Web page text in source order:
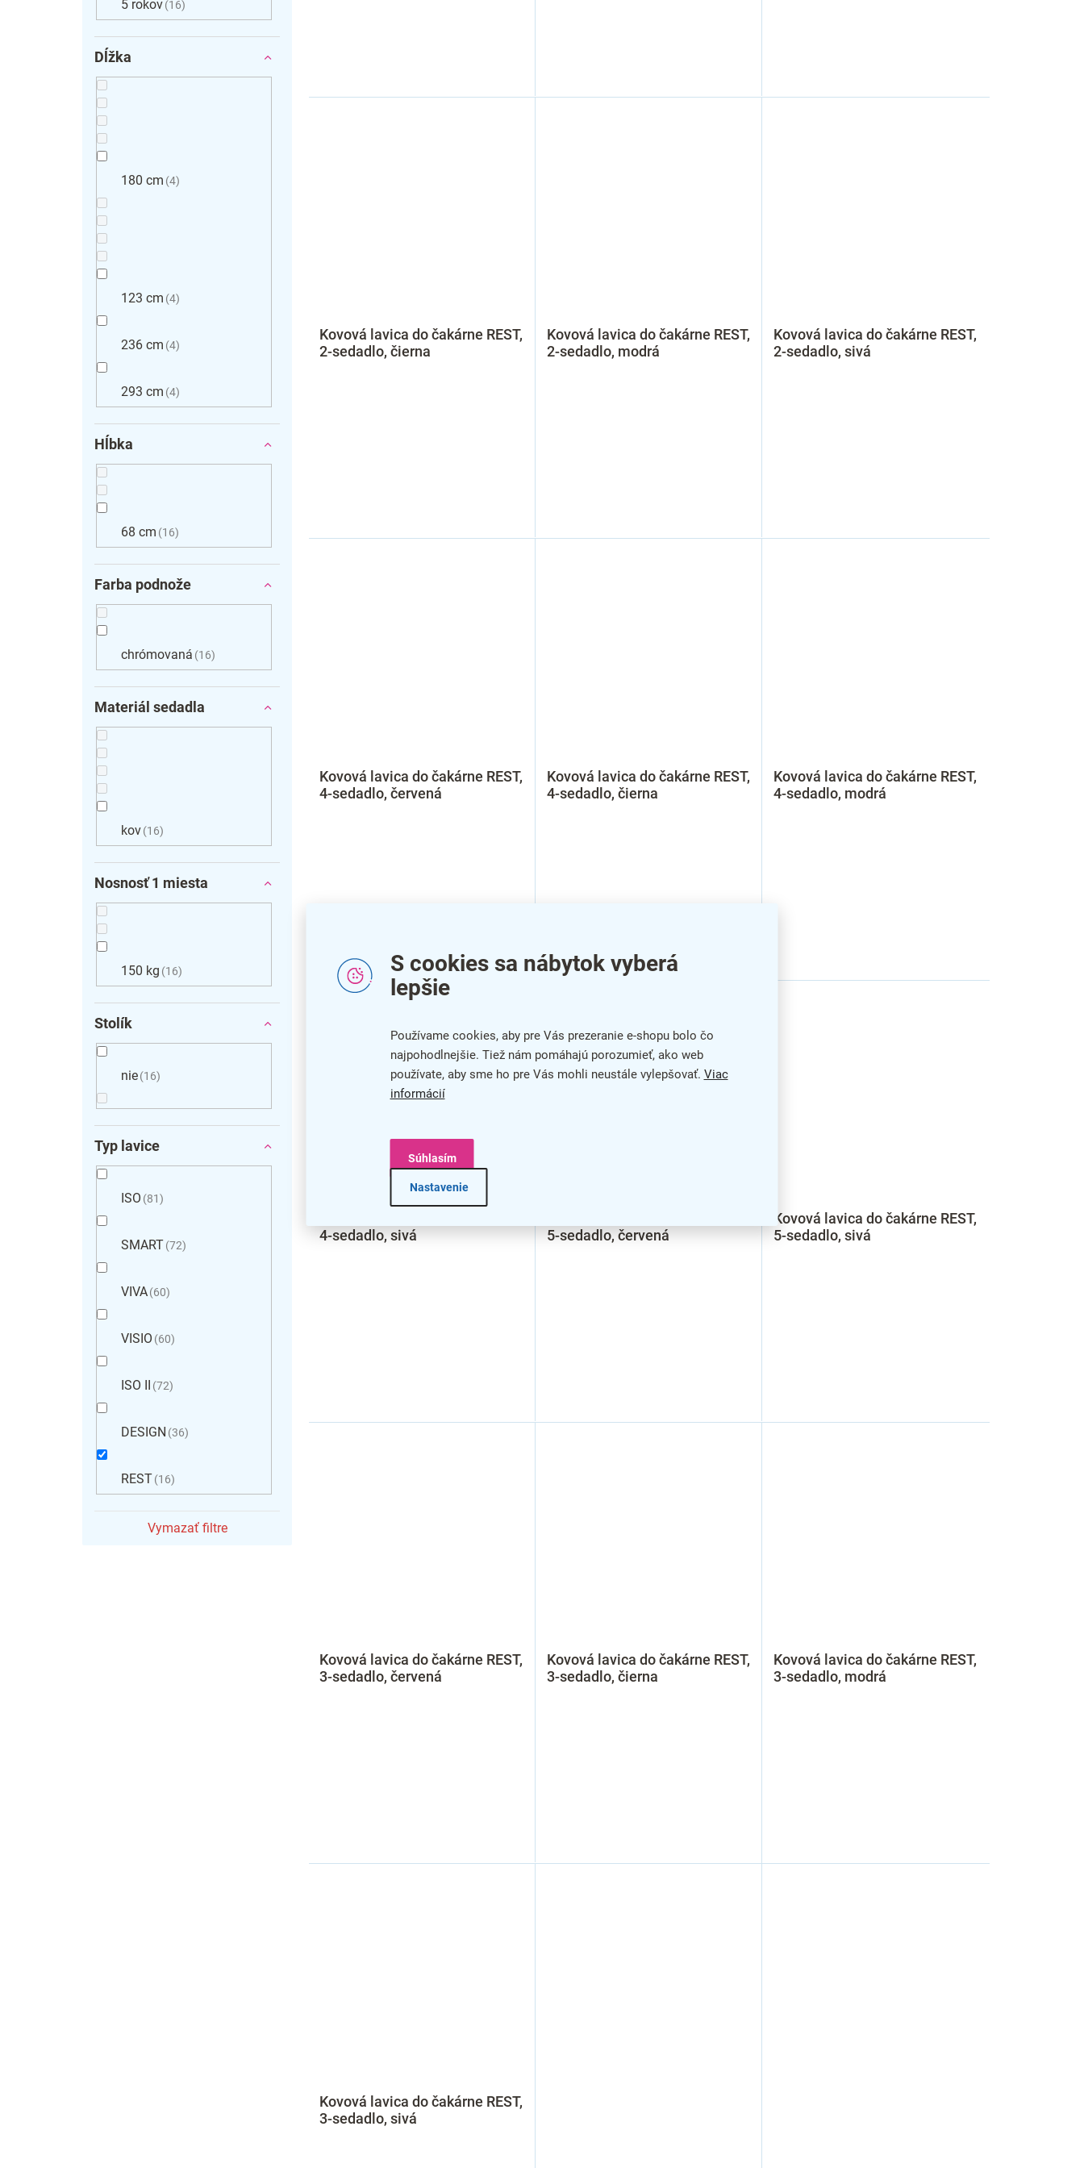
S cookies sa nábytok vyberá
lepšie
Používame cookies, aby pre Vás prezeranie e-shopu bolo čo
najpohodlnejšie. Tiež nám pomáhajú porozumieť, ako web
používate, aby sme ho pre Vás mohli neustále vylepšovať. Viac
informácií
Nastavenie
Súhlasím
5 rokov 16
Dĺžka
180 cm 4
123 cm 4
236 cm 4
293 cm 4
Hĺbka
68 cm 16
Farba podnože
chrómovaná 16
Materiál sedadla
kov 16
Nosnosť 1 miesta
150 kg 16
Stolík
nie 16
Typ lavice
ISO 81
SMART 72
VIVA 60
VISIO 60
ISO II 72
DESIGN 36
REST 16
Vymazať filtre
Kovová lavica do čakárne REST,
2-sedadlo, čierna
Kovová lavica do čakárne REST,
2-sedadlo, modrá
Kovová lavica do čakárne REST,
2-sedadlo, sivá
Kovová lavica do čakárne REST,
4-sedadlo, červená
Kovová lavica do čakárne REST,
4-sedadlo, čierna
Kovová lavica do čakárne REST,
4-sedadlo, modrá
4-sedadlo, sivá
5-sedadlo, červená
Kovová lavica do čakárne REST,
5-sedadlo, sivá
Kovová lavica do čakárne REST,
3-sedadlo, červená
Kovová lavica do čakárne REST,
3-sedadlo, čierna
Kovová lavica do čakárne REST,
3-sedadlo, modrá
Kovová lavica do čakárne REST,
3-sedadlo, sivá